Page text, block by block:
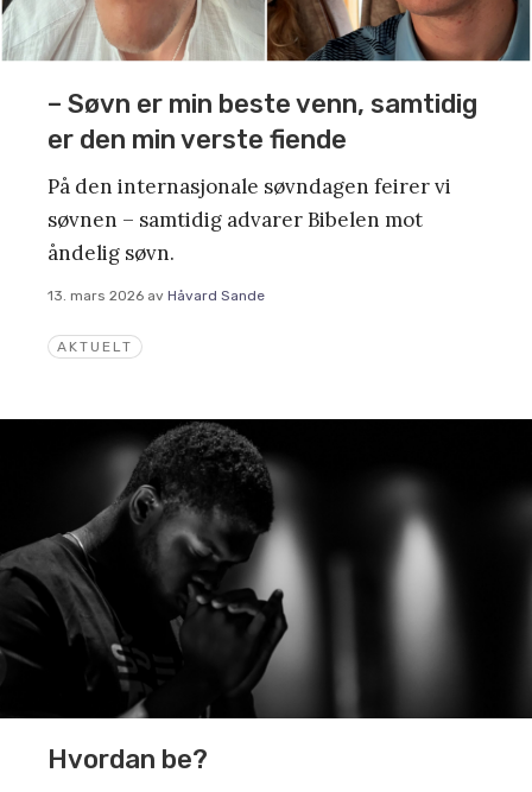
AKTUELT
– Søvn er min beste venn, samtidig
er den min verste fiende
På den internasjonale søvndagen feirer vi
søvnen – samtidig advarer Bibelen mot
åndelig søvn.
13. mars 2026 av Håvard Sande
Hvordan be?